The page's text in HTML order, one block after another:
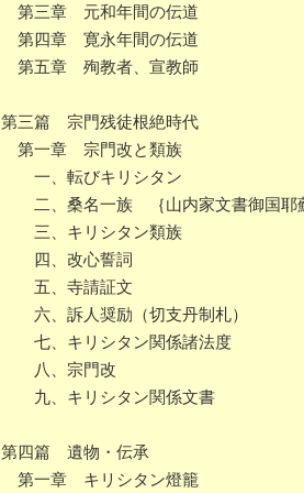
第三章 元和年間の伝道
第四章 寛永年間の伝道
第五章 殉教者、宣教師
第三篇 宗門残徒根絶時代
第一章 宗門改と類族
一、転びキリシタン
二、桑名一族 ｛山内家文書御国耶
三、キリシタン類族
四、改心誓詞
五、寺請証文
六、訴人奨励（切支丹制札）
七、キリシタン関係諸法度
八、宗門改
九、キリシタン関係文書
第四篇 遺物・伝承
第一章 キリシタン燈籠